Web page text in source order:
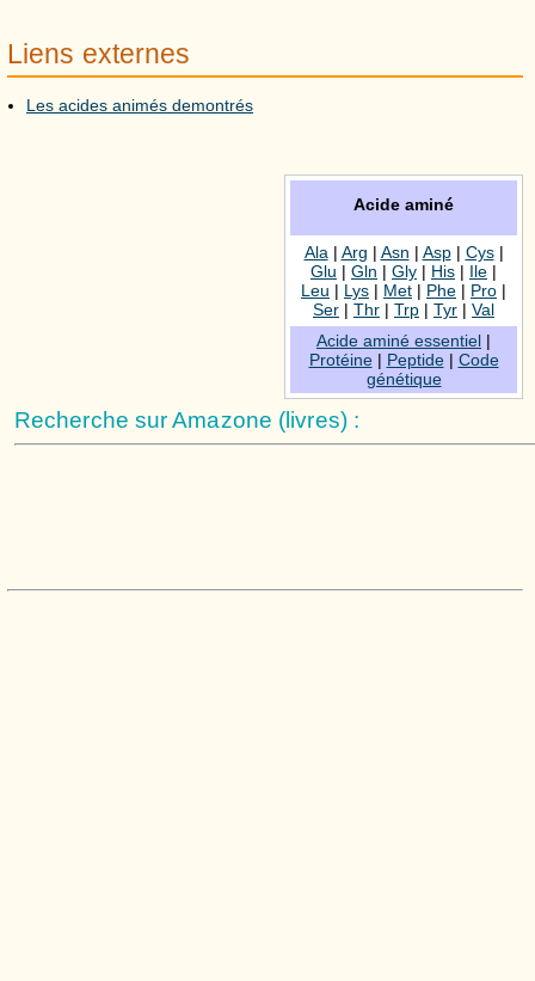
Liens externes
Les acides animés demontrés
Acide aminé
Ala | Arg | Asn | Asp| Cys|
Glu | Gln | Gly | His | Ile |
Leu | Lys | Met | Phe | Pro |
Ser | Thr | Trp | Tyr | Val
Acide aminé essentiel |
Protéine| Peptide| Code
génétique
Recherche sur Amazone (livres) :